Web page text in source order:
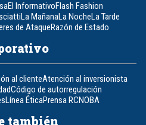
El InformativoFlash Fashion
La MañanaLa NocheLa Tarde
de AtaqueRazón de Estado
al clienteAtención al inversionista
Código de autorregulación
Línea ÉticaPrensa RCNOBA
también